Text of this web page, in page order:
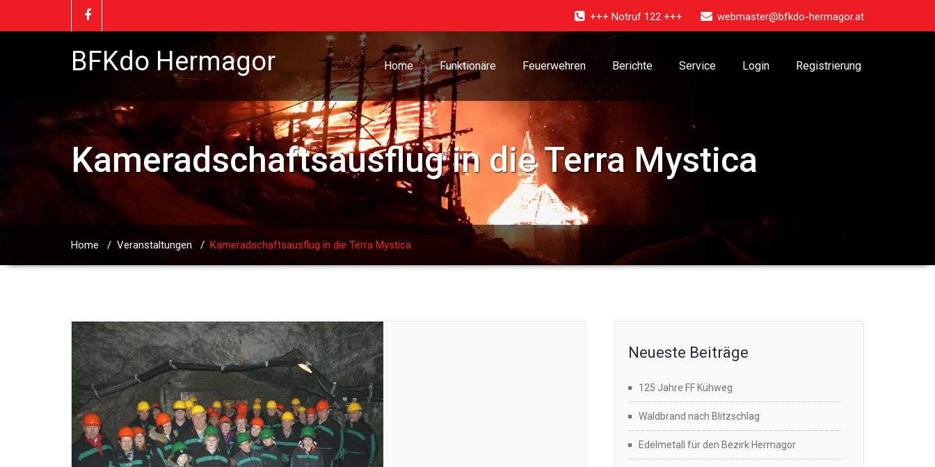
+++ Notruf 122 +++ webmaster@bfkdo-hermagor.at
BFKdo Hermagor Home Funktionäre Feuerwehren Berichte Service Login Registrierung
Kameradschaftsausflug in die Terra Mystica
Home / Veranstaltungen / Kameradschaftsausflug in die Terra Mystica
Neueste Beiträge
125 Jahre FF Kühweg
Waldbrand nach Blitzschlag
Edelmetall für den Bezirk Hermagor